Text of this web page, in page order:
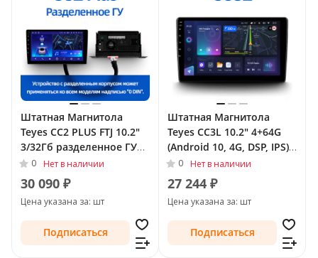
Штатная Магнитола
Teyes CC2 PLUS FTJ 10.2"
3/32Гб разделенное ГУ
(Android 10, 4G, DSP,
QLed) для Nissan Sunny
N17 Рестайлинг 2014 -
0 Нет в наличии
30 090 ₽
Цена указана за: шт
Подписаться
Штатная Магнитола
Teyes CC3L 10.2" 4+64G
(Android 10, 4G, DSP, IPS)
для Nissan Sunny N17
Рестайлинг 2014 - Тип-F1
(левый руль)
0 Нет в наличии
27 244 ₽
Цена указана за: шт
Подписаться